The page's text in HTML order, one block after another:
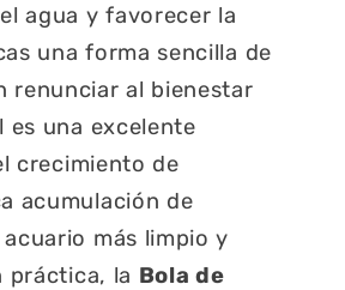
agua y favorecer la
una forma sencilla de
renunciar al bienestar
es una excelente
crecimiento de
acumulación de
más limpio y
práctica, la Bola de